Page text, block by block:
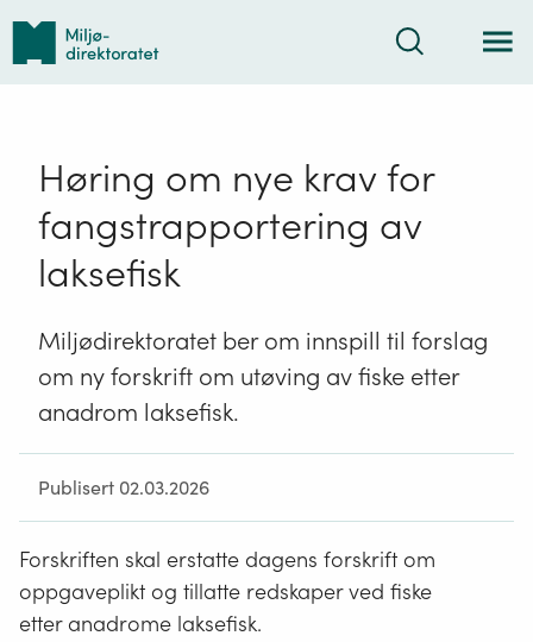
Tilbake
forsiden
Søk
Høring om nye krav for
fangstrapportering av
laksefisk
Miljødirektoratet ber om innspill til forslag
om ny forskrift om utøving av fiske etter
anadrom laksefisk.
Publisert 02.03.2026
Forskriften skal erstatte dagens forskrift om
oppgaveplikt og tillatte redskaper ved fiske
etter anadrome laksefisk.